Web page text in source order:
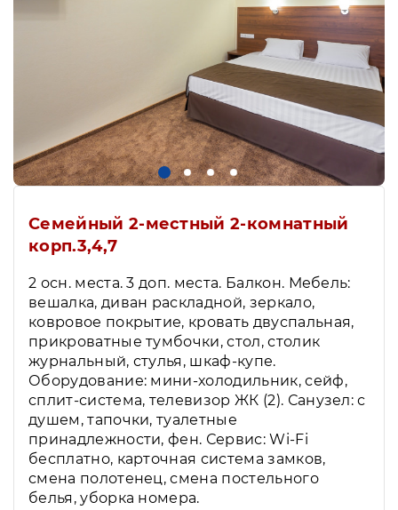
Семейный 2-местный 2-комнатный
корп.3,4,7
2 осн. места. 3 доп. места. Балкон. Мебель:
вешалка, диван раскладной, зеркало,
ковровое покрытие, кровать двуспальная,
прикроватные тумбочки, стол, столик
журнальный, стулья, шкаф-купе.
Оборудование: мини-холодильник, сейф,
сплит-система, телевизор ЖК (2). Санузел: с
душем, тапочки, туалетные
принадлежности, фен. Сервис: Wi-Fi
бесплатно, карточная система замков,
смена полотенец, смена постельного
белья, уборка номера.